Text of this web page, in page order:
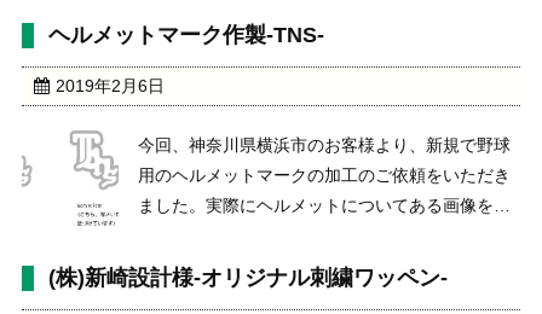
した。武田建設株式会社
ワッペン ...
ヘルメットマーク作製-TNS-
2019年2月6日
今回、神奈川県横浜市のお客様より、新規で野球
用のヘルメットマークの加工のご依頼をいただき
ました。実際にヘルメットについてある画像をい
ンプル作製をしたのちに本番作製にいたりまし
(株)新崎設計様-オリジナル刺繍ワッペン-